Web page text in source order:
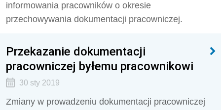
informowania pracowników o okresie
przechowywania dokumentacji pracowniczej.
Przekazanie dokumentacji
pracowniczej byłemu pracownikowi
30 sty 2019
Zmiany w prowadzeniu dokumentacji pracowniczej